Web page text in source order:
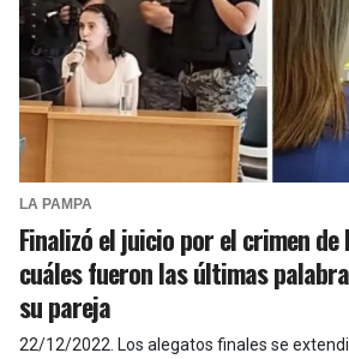
LA PAMPA
Finalizó el juicio por el crimen de
cuáles fueron las últimas
su pareja
22/12/2022 Los alegatos finales se